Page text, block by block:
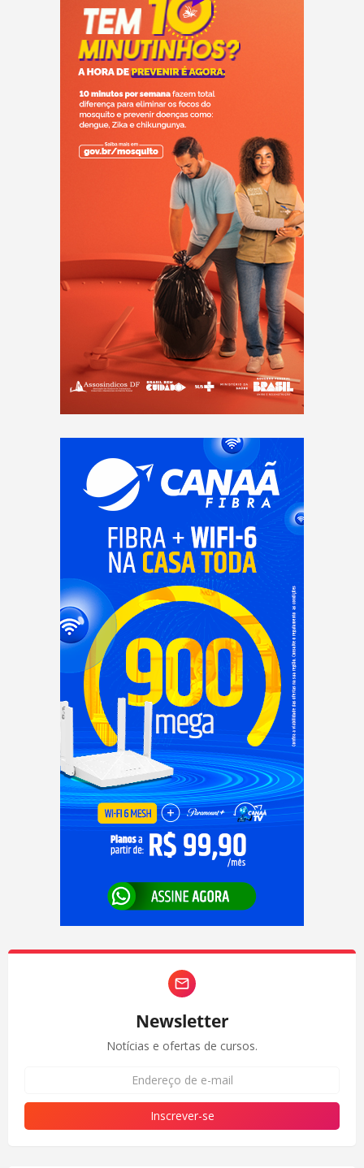
Newsletter
Notícias e ofertas de cursos.